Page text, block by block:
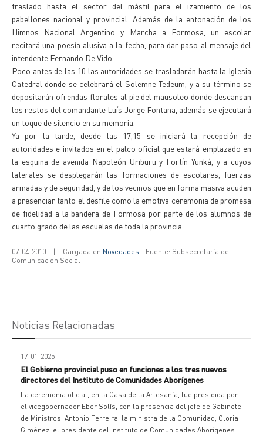
traslado hasta el sector del mástil para el izamiento de los
pabellones nacional y provincial. Además de la entonación de los
Himnos Nacional Argentino y Marcha a Formosa, un escolar
recitará una poesía alusiva a la fecha, para dar paso al mensaje del
intendente Fernando De Vido.
Poco antes de las 10 las autoridades se trasladarán hasta la Iglesia
Catedral donde se celebrará el Solemne Tedeum, y a su término se
depositarán ofrendas florales al pie del mausoleo donde descansan
los restos del comandante Luís Jorge Fontana, además se ejecutará
un toque de silencio en su memoria.
Ya por la tarde, desde las 17,15 se iniciará la recepción de
autoridades e invitados en el palco oficial que estará emplazado en
la esquina de avenida Napoleón Uriburu y Fortín Yunká, y a cuyos
laterales se desplegarán las formaciones de escolares, fuerzas
armadas y de seguridad, y de los vecinos que en forma masiva acuden
a presenciar tanto el desfile como la emotiva ceremonia de promesa
de fidelidad a la bandera de Formosa por parte de los alumnos de
cuarto grado de las escuelas de toda la provincia.
07-04-2010 | Cargada en Novedades - Fuente: Subsecretaría de
Comunicación Social
Noticias Relacionadas
17-01-2025
El Gobierno provincial puso en funciones a los tres nuevos
directores del Instituto de Comunidades Aborígenes
La ceremonia oficial, en la Casa de la Artesanía, fue presidida por
el vicegobernador Eber Solís, con la presencia del jefe de Gabinete
de Ministros, Antonio Ferreira; la ministra de la Comunidad, Gloria
Giménez; el presidente del Instituto de Comunidades Aborígenes